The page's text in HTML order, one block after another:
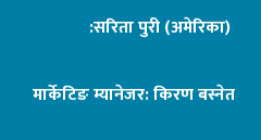
:सरिता पुरी (अमेरिका)
मार्केटिङ म्यानेजर: किरण बस्नेत